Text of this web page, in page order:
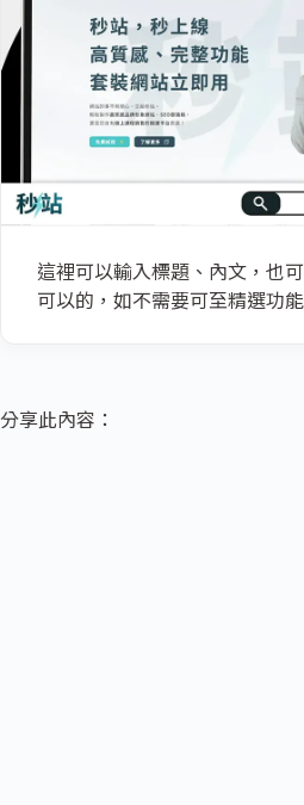
這裡可以輸入標題、內文，也
可以的，如不需要可至精選功
分享此內容：